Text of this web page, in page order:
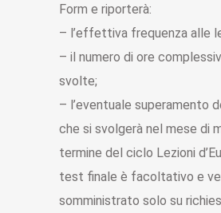
Form e riporterà:
– l’effettiva frequenza alle
– il numero di ore
svolte;
– l’eventuale superamento
che si svolgerà nel mese di
termine del ciclo Lezioni
test finale è facoltativo e
somministrato solo su